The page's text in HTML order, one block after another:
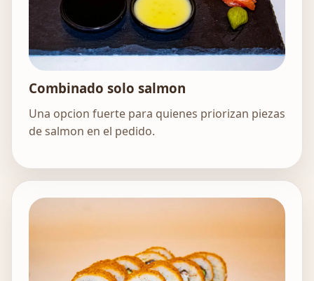
Combinado solo salmon
Una opcion fuerte para quienes priorizan piezas
de salmon en el pedido.